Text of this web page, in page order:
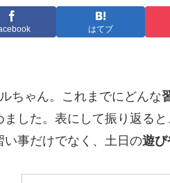
はてブ
ちゃん。これまでにどんな
した。表にして振り返る
い事だけでなく、土日の遊び